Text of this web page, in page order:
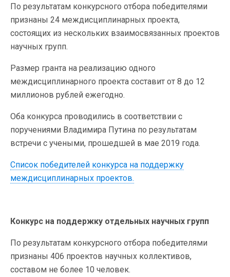
По результатам конкурсного отбора победителями
признаны 24 междисциплинарных проекта,
состоящих из нескольких взаимосвязанных проектов
научных групп.
Размер гранта на реализацию одного
междисциплинарного проекта составит от 8 до 12
миллионов рублей ежегодно.
Оба конкурса проводились в соответствии с
поручениями Владимира Путина по результатам
встречи с учеными, прошедшей в мае 2019 года.
Список победителей конкурса на поддержку
междисциплинарных проектов​.
Конкурс на поддержку отдельных научных групп
По результатам конкурсного отбора победителями
признаны 406 проектов научных коллективов,
составом не более 10 человек.